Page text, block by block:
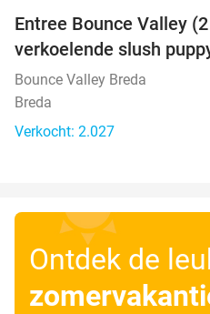
Entree Bounce Valley
verkoelende slush
Bounce Valley Breda
Breda
Verkocht: 2.027
Ontdek de